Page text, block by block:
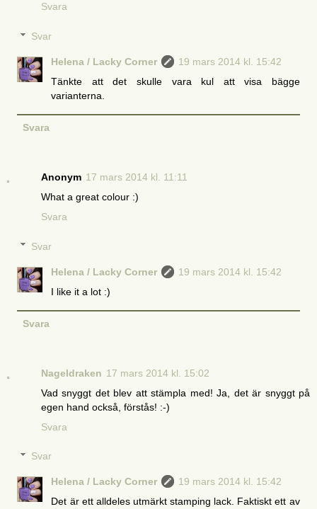
Svara
Svar
Helena / Lacky Corner
19 mars 2014 kl. 15:42
Tänkte att det skulle vara kul att visa bägge
varianterna.
Svara
Anonym 17 mars 2014 kl. 11:11
What a great colour :)
Svara
Svar
Helena / Lacky Corner
19 mars 2014 kl. 15:42
I like it a lot :)
Svara
Nageldraken 17 mars 2014 kl. 15:02
Vad snyggt det blev att stämpla med! Ja, det är snyggt på
egen hand också, förstås! :-)
Svara
Svar
Helena / Lacky Corner
19 mars 2014 kl. 15:42
Det är ett alldeles utmärkt stamping lack. Faktiskt ett av